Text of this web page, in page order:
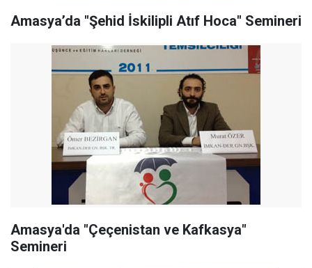
Amasya’da "Şehid İskilipli Atıf Hoca" Semineri
Amasya'da "Çeçenistan ve Kafkasya"
Semineri